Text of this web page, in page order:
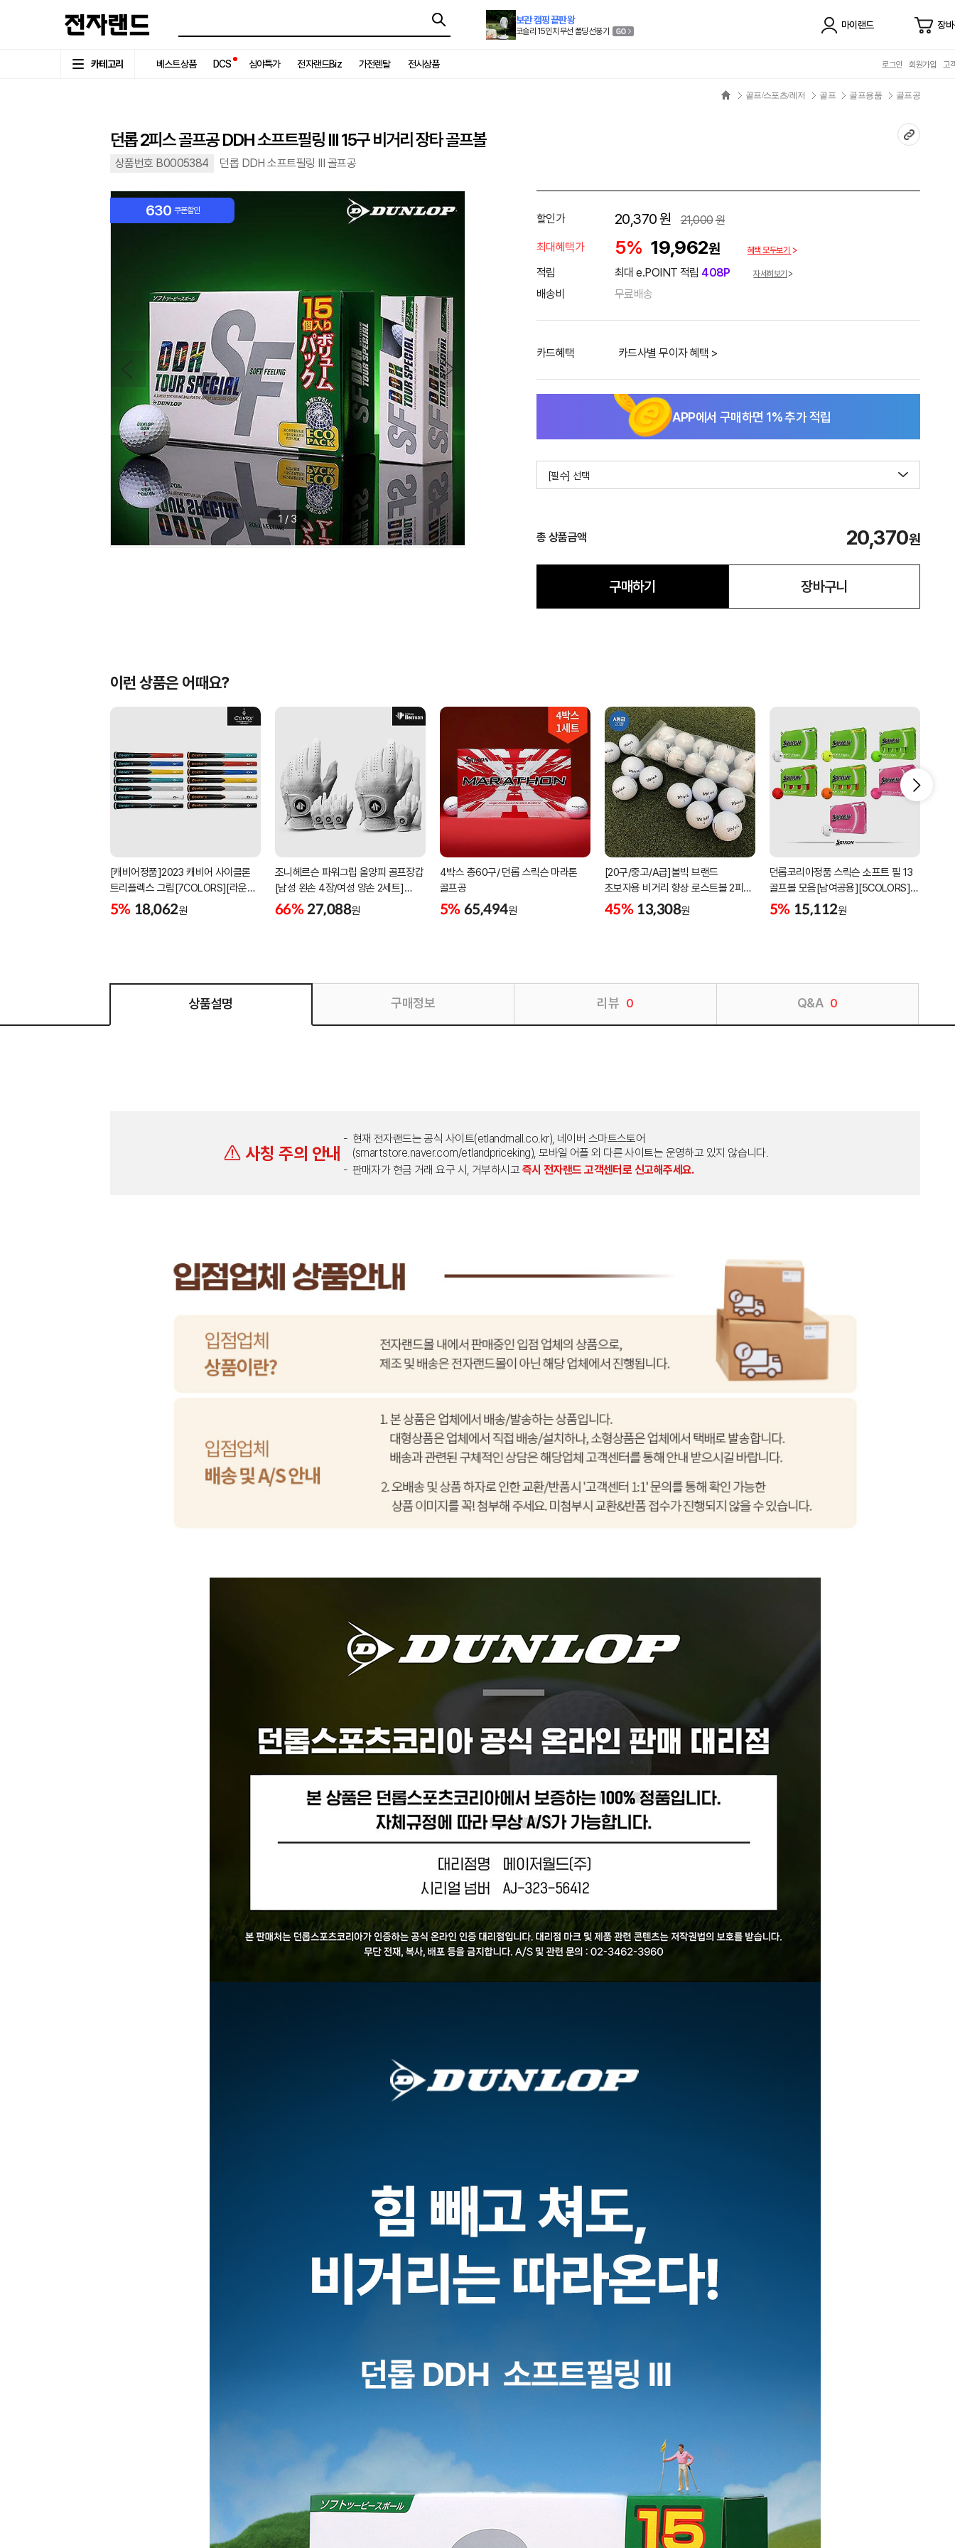
보관 캠핑 끝판왕
코슬리 15인치 무선 폴딩 선풍기
마이랜드 장
카테고리 베스트상품 DCS 심야특가 전자랜드Biz 가전렌탈 전시상품 로그인 회원가입 고
골프/스포츠/레저 골프 골프용품 골프공
던롭 2피스 골프공 DDH 소프트필링 III 15구 비거리 장타 골프볼
상품번호 B0005384 던롭 DDH 소프트필링 III 골프공
630 쿠폰할인
1 / 3
할인가 20,370원 21,000원
최대혜택가
5% 19,962원 혜택 모두보기
적립 최대 e.POINT 적립 408P 자세히보기
배송비 무료배송
카드혜택 카드사별 무이자 혜택 >
APP에서 구매하면 1% 추가 적립
[필수] 선택
총 상품금액 20,370원
구매하기 장바구니
이런 상품은 어때요?
[캐비어정품]2023 캐비어 사이클론
트리플렉스 그립[7COLORS][라운드]
[39g/42g/46g/50g][R/S 토크]
5% 18,062원
조니헤르슨 파워그립 올양피 골프장갑
[남성 왼손 4장/여성 양손 2세트]
[화이트][케이스포함]
66% 27,088원
4박스 총60구/ 던롭 스릭슨 마라톤
골프공
5% 65,494원
[20구/중고/A급]볼빅 브랜드
초보자용 비거리 향상 로스트볼 2피스
3피스 혼합볼
45% 13,308원
던롭코리아정품 스릭슨 소프트 필 13
골프볼 모음[남여공용][5COLORS]
[2피스/12알]
5% 15,112원
상품설명 구매정보 리뷰 0 Q&A 0
사칭 주의 안내
현재 전자랜드는 공식 사이트(etlandmall.co.kr), 네이버 스마트스토어
(smartstore.naver.com/etlandpriceking), 모바일 어플 외 다른 사이트는 운영하고 있지 않습니다.
판매자가 현금 거래 요구 시, 거부하시고 즉시 전자랜드 고객센터로 신고해주세요.